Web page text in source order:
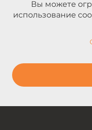
Вы можете
использование